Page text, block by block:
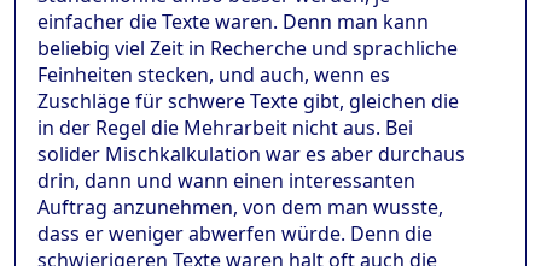
einfacher die Texte waren. Denn man kann
beliebig viel Zeit in Recherche und sprachliche
Feinheiten stecken, und auch, wenn es
Zuschläge für schwere Texte gibt, gleichen die
in der Regel die Mehrarbeit nicht aus. Bei
solider Mischkalkulation war es aber durchaus
drin, dann und wann einen interessanten
Auftrag anzunehmen, von dem man wusste,
dass er weniger abwerfen würde. Denn die
schwierigeren Texte waren halt oft auch die